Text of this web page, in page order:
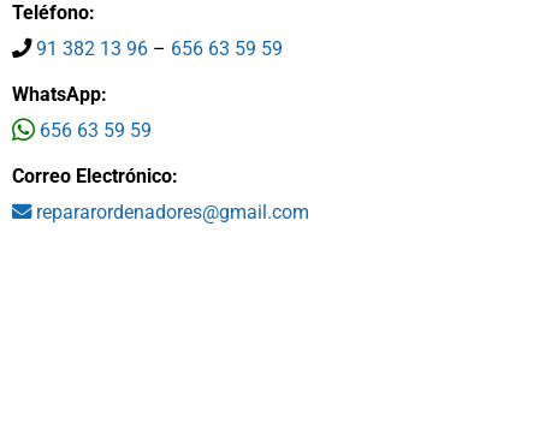
Teléfono:
91 382 13 96 – 656 63 59 59
WhatsApp:
656 63 59 59
Correo Electrónico:
repararordenadores@gmail.com